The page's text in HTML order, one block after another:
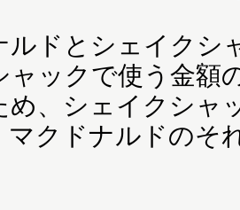
ドとシェイクシ
ャックで使う金額
め、シェイクシャ
マクドナルドのそ